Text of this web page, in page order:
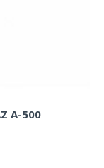
Α-500